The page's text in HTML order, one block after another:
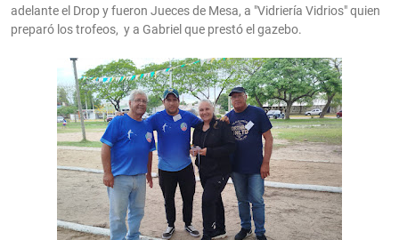
adelante el Drop y fueron Jueces de Mesa, a "Vidriería Vidrios" quien
preparó los trofeos, y a Gabriel que prestó el gazebo.